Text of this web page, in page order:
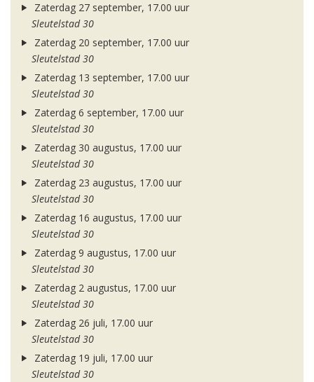
Zaterdag 27 september, 17.00 uur
Sleutelstad 30
Zaterdag 20 september, 17.00 uur
Sleutelstad 30
Zaterdag 13 september, 17.00 uur
Sleutelstad 30
Zaterdag 6 september, 17.00 uur
Sleutelstad 30
Zaterdag 30 augustus, 17.00 uur
Sleutelstad 30
Zaterdag 23 augustus, 17.00 uur
Sleutelstad 30
Zaterdag 16 augustus, 17.00 uur
Sleutelstad 30
Zaterdag 9 augustus, 17.00 uur
Sleutelstad 30
Zaterdag 2 augustus, 17.00 uur
Sleutelstad 30
Zaterdag 26 juli, 17.00 uur
Sleutelstad 30
Zaterdag 19 juli, 17.00 uur
Sleutelstad 30